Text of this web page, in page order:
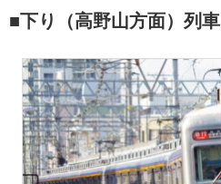
■下り（高野山方面）列車